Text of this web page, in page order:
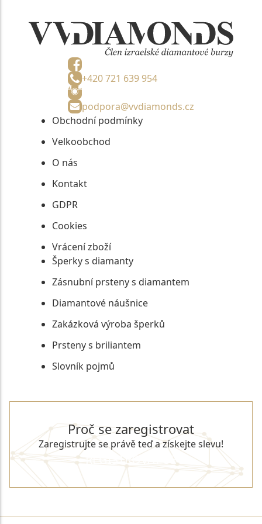
+420 721 639 954
podpora@vvdiamonds.cz
Obchodní podmínky
Velkoobchod
O nás
Kontakt
GDPR
Cookies
Vrácení zboží
Šperky s diamanty
Zásnubní prsteny s diamantem
Diamantové náušnice
Zakázková výroba šperků
Prsteny s briliantem
Slovník pojmů
Proč se zaregistrovat
Zaregistrujte se právě teď a získejte slevu!
REGISTROVAT SE